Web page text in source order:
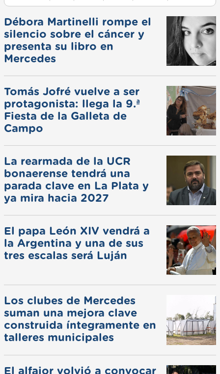
Débora Martinelli rompe el
silencio sobre el cáncer y
presenta su libro en
Mercedes
Tomás Jofré vuelve a ser
protagonista: llega la 9.ª
Fiesta de la Galleta de
Campo
La rearmada de la UCR
bonaerense tendrá una
parada clave en La Plata y
ya mira hacia 2027
El papa León XIV vendrá a
la Argentina y una de sus
tres escalas será Luján
Los clubes de Mercedes
suman una mejora clave
construida íntegramente en
talleres municipales
El alfajor volvió a convocar